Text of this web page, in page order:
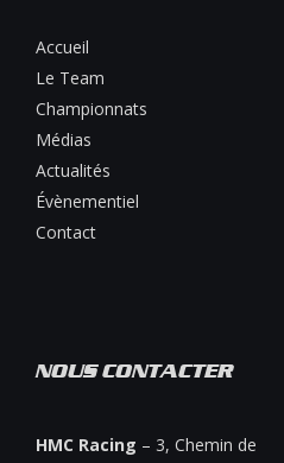
Accueil
Le Team
Championnats
Médias
Actualités
Évènementiel
Contact
NOUS CONTACTER
HMC Racing – 3, Chemin de